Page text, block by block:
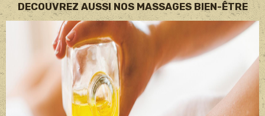
DECOUVREZ AUSSI NOS MASSAGES BIEN-ÊTRE